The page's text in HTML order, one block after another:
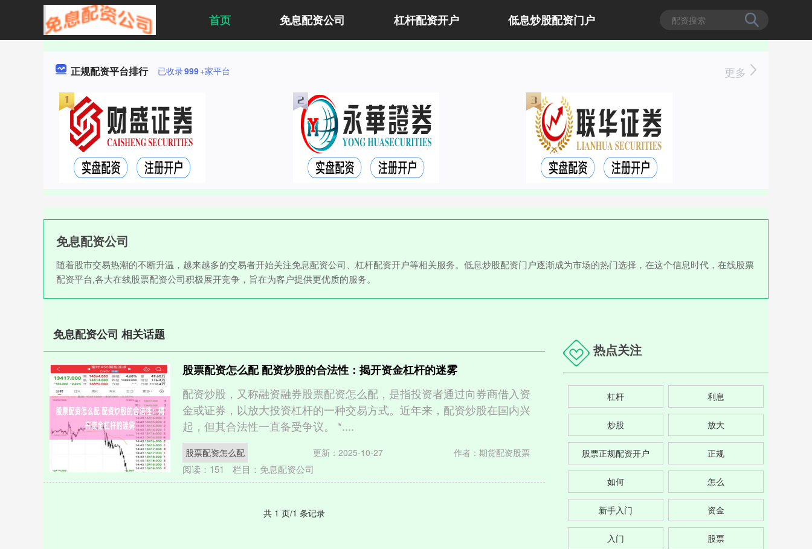
首页 免息配资公司 杠杆配资开户 低息炒股配资门户
正规配资平台排行 已收录999+家平台 更多
免息配资公司
随着股市交易热潮的不断升温，越来越多的交易者开始关注免息配资公司、杠杆配资开户等相关服务。低息炒股配资门户逐渐成为市场的热门选择，在这个信息时代，在线股票
配资平台,各大在线股票配资公司积极展开竞争，旨在为客户提供更优质的服务。
免息配资公司 相关话题
股票配资怎么配 配资炒股的合法性：揭开资金杠杆的迷雾
配资炒股，又称融资融券股票配资怎么配，是指投资者通过向券商借入资
金或证券，以放大投资杠杆的一种交易方式。近年来，配资炒股在国内兴
起，但其合法性一直备受争议。 *....
股票配资怎么配 更新：2025-10-27 作者：期货配资股票
阅读： 151 栏目： 免息配资公司
共 1 页/1 条记录
热点关注
杠杆 利息
炒股 放大
股票正规配资开户 正规
如何 怎么
新手入门 资金
入门 股票